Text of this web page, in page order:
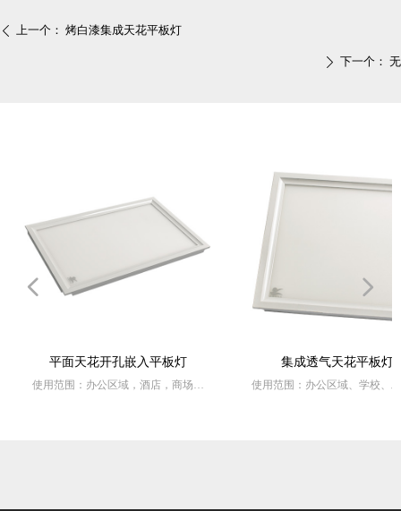
平面天花开孔嵌入平板灯
使用范围：办公区域，酒店，商场，
集成透气天花平板灯
使用范围：办公区域、学校、工
넳 넲
ꄴ 上一个： 烤白漆集成天花平板灯
ꄲ 下一个： 无